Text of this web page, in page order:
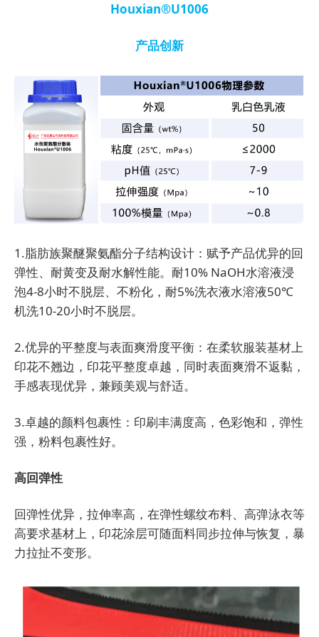
Houxian®U1006
产品创新
1.脂肪族聚醚聚氨酯分子结构设计：赋予产品优异的回
弹性、耐黄变及耐水解性能。耐10% NaOH水溶液浸
泡4-8小时不脱层、不粉化，耐5%洗衣液水溶液50℃
机洗10-20小时不脱层。
2.优异的平整度与表面爽滑度平衡：在柔软服装基材上
印花不翘边，印花平整度卓越，同时表面爽滑不返黏，
手感表现优异，兼顾美观与舒适。
3.卓越的颜料包裹性：印刷丰满度高，色彩饱和，弹性
强，粉料包裹性好。
高回弹性
回弹性优异，拉伸率高，在弹性螺纹布料、高弹泳衣等
高要求基材上，印花涂层可随面料同步拉伸与恢复，暴
力拉扯不变形。